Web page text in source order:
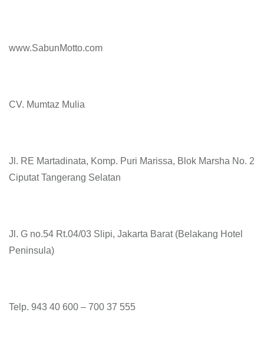
www.SabunMotto.com
CV. Mumtaz Mulia
Jl. RE Martadinata, Komp. Puri Marissa, Blok Marsha No. 2
Ciputat Tangerang Selatan
Jl. G no.54 Rt.04/03 Slipi, Jakarta Barat (Belakang Hotel
Peninsula)
Telp. 943 40 600 – 700 37 555